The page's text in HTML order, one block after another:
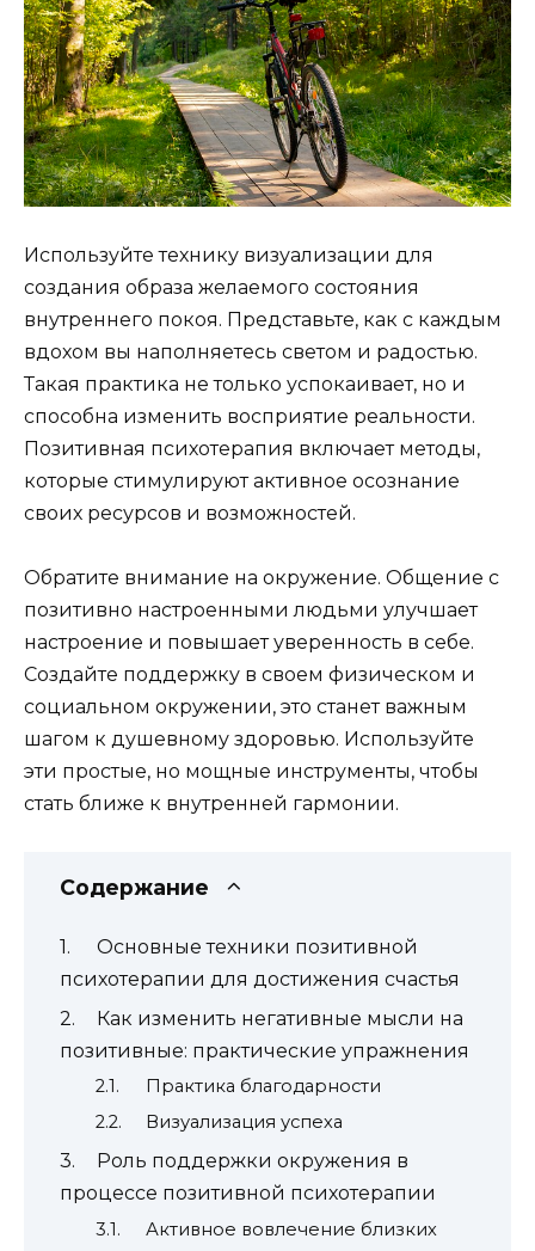
Используйте технику визуализации для
создания образа желаемого состояния
внутреннего покоя. Представьте, как с каждым
вдохом вы наполняетесь светом и радостью.
Такая практика не только успокаивает, но и
способна изменить восприятие реальности.
Позитивная психотерапия включает методы,
которые стимулируют активное осознание
своих ресурсов и возможностей.
Обратите внимание на окружение. Общение с
позитивно настроенными людьми улучшает
настроение и повышает уверенность в себе.
Создайте поддержку в своем физическом и
социальном окружении, это станет важным
шагом к душевному здоровью. Используйте
эти простые, но мощные инструменты, чтобы
стать ближе к внутренней гармонии.
Содержание
Основные техники позитивной
психотерапии для достижения счастья
Как изменить негативные мысли на
позитивные: практические упражнения
Практика благодарности
Визуализация успеха
Роль поддержки окружения в
процессе позитивной психотерапии
Активное вовлечение близких